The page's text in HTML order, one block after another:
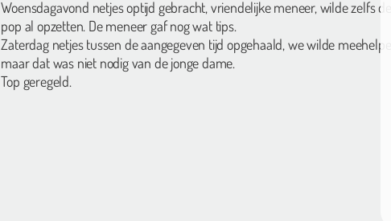
pop al opzetten. De meneer gaf nog wat tips.
Zaterdag netjes tussen de aangegeven tijd opgehaald, we wilde meehelpen
maar dat was niet nodig van de jonge dame.
Top geregeld.